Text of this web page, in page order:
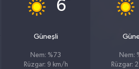
6
Güneşli
Nem: %73
Rüzgar: 9 km/h
Nem:
Rüzgar: